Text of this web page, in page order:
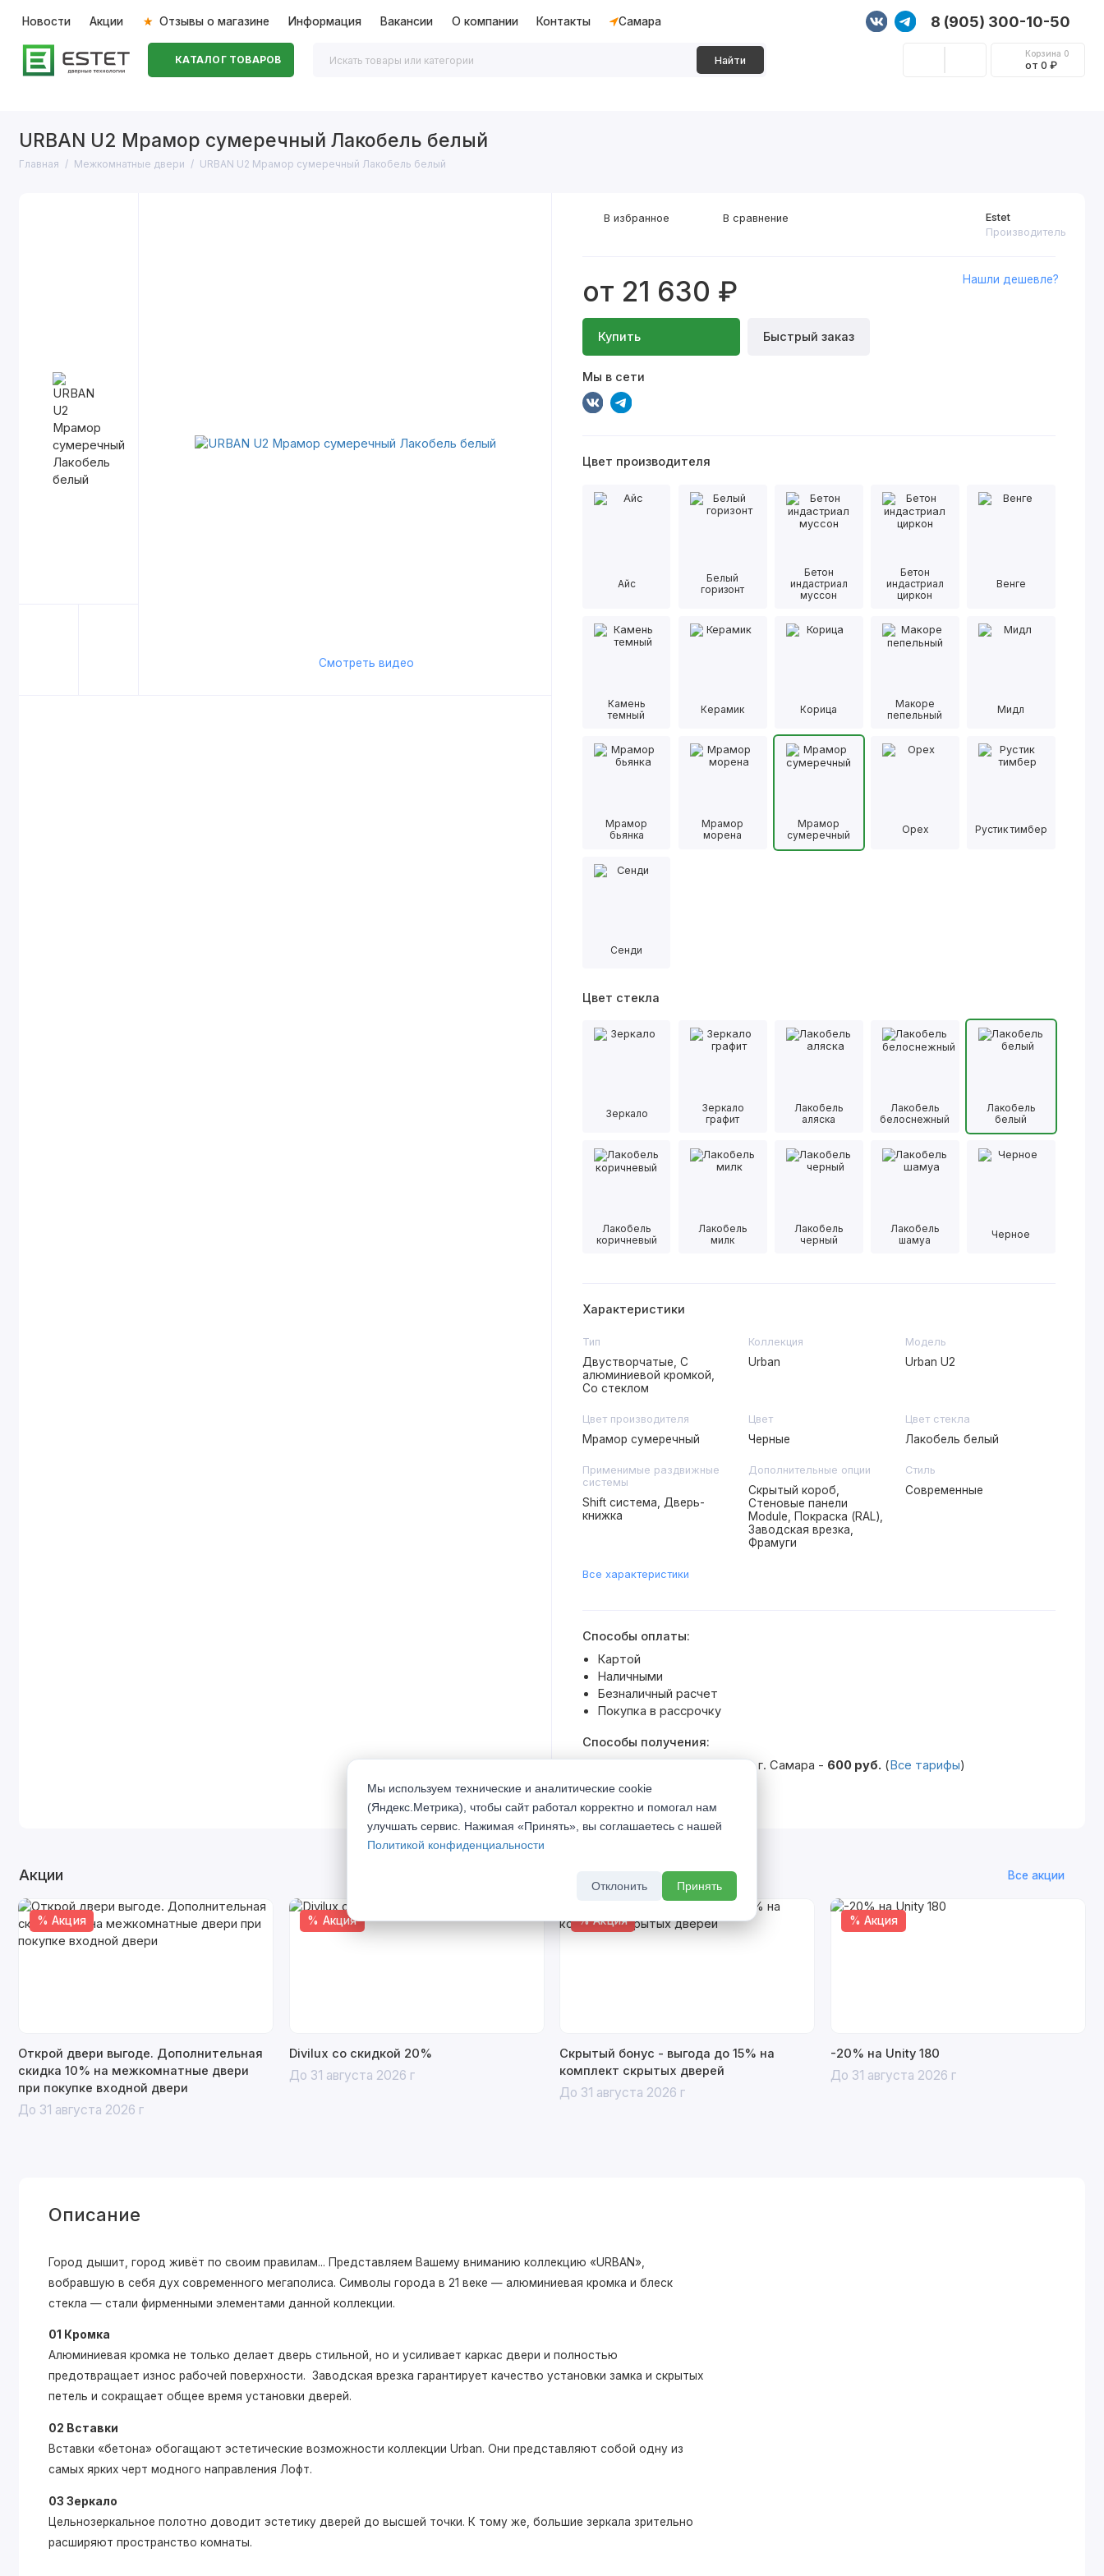
Новости Акции Отзывы о магазине Информация Вакансии О компании Контакты Самара 8 (905) 300-10-50
КАТАЛОГ ТОВАРОВ Найти
Корзина 0
от 0 ₽
URBAN U2 Мрамор сумеречный Лакобель белый
Главная Межкомнатные двери URBAN U2 Мрамор сумеречный Лакобель белый
Смотреть видео
Estet
Производитель
от 21 630 ₽
Купить Быстрый заказ
Нашли дешевле?
Мы в сети
В избранное В сравнение
Цвет производителя
Айс
Белый
горизонт
Бетон
индастриал
муссон
Бетон
индастриал
циркон
Венге
Камень
темный
Керамик Корица
Макоре
пепельный
Мидл
Мрамор
бьянка
Мрамор
морена
Мрамор
сумеречный
Орех Рустик тимбер
Сенди
Цвет стекла
Зеркало
Зеркало
графит
Лакобель
аляска
Лакобель
белоснежный
Лакобель
белый
Лакобель
коричневый
Лакобель
милк
Лакобель
черный
Лакобель
шамуа
Черное
Характеристики
Тип
Двустворчатые, С
алюминиевой кромкой,
Со стеклом
Коллекция
Urban
Модель
Urban U2
Цвет производителя
Мрамор сумеречный
Цвет
Черные
Цвет стекла
Лакобель белый
Применимые раздвижные
системы
Shift система, Дверь-
книжка
Дополнительные опции
Скрытый короб,
Стеновые панели
Module, Покраска (RAL),
Заводская врезка,
Фрамуги
Стиль
Современные
Все характеристики
Способы оплаты:
Картой
Наличными
Безналичный расчет
Покупка в рассрочку
Способы получения:
Доставка транспортом по г. Самара - 600 руб. (Все тарифы)
Самовывоз со склада
Акции Все акции
% Акция
Открой двери выгоде. Дополнительная
скидка 10% на межкомнатные двери
при покупке входной двери
До 31 августа 2026 г
% Акция
Divilux со скидкой 20%
До 31 августа 2026 г
% Акция
Скрытый бонус - выгода до 15% на
комплект скрытых дверей
До 31 августа 2026 г
% Акция
-20% на Unity 180
До 31 августа 2026 г
Описание
Город дышит, город живёт по своим правилам... Представляем Вашему вниманию коллекцию «URBAN»,
вобравшую в себя дух современного мегаполиса. Символы города в 21 веке — алюминиевая кромка и блеск
стекла — стали фирменными элементами данной коллекции.
01 Кромка
Алюминиевая кромка не только делает дверь стильной, но и усиливает каркас двери и полностью
предотвращает износ рабочей поверхности. Заводская врезка гарантирует качество установки замка и скрытых
петель и сокращает общее время установки дверей.
02 Вставки
Вставки «бетона» обогащают эстетические возможности коллекции Urban. Они представляют собой одну из
самых ярких черт модного направления Лофт.
03 Зеркало
Цельнозеркальное полотно доводит эстетику дверей до высшей точки. К тому же, большие зеркала зрительно
расширяют пространство комнаты.
Мы используем технические и аналитические cookie
(Яндекс.Метрика), чтобы сайт работал корректно и помогал нам
улучшать сервис. Нажимая «Принять», вы соглашаетесь с нашей
Политикой конфиденциальности
Отклонить Принять